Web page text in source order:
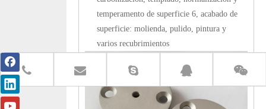
temperamento de superficie 6, acabado de
superficie: molienda, pulido, pintura y
varios recubrimientos